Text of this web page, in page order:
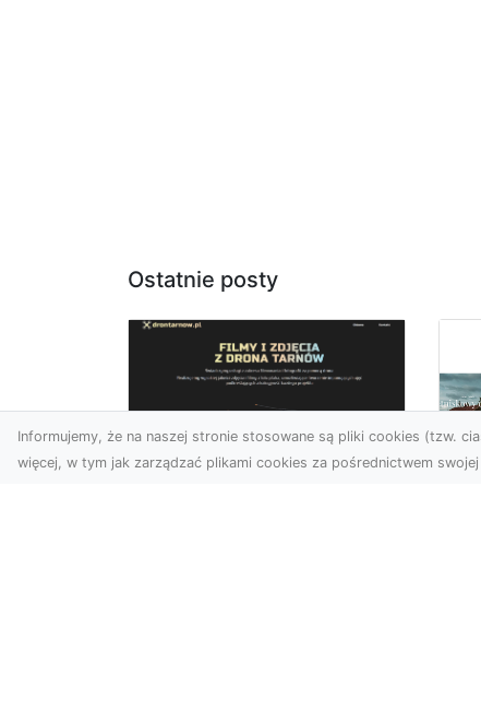
Ostatnie posty
Informujemy, że na naszej stronie stosowane są pliki cookies (tzw.
więcej, w tym jak zarządzać plikami cookies za pośrednictwem